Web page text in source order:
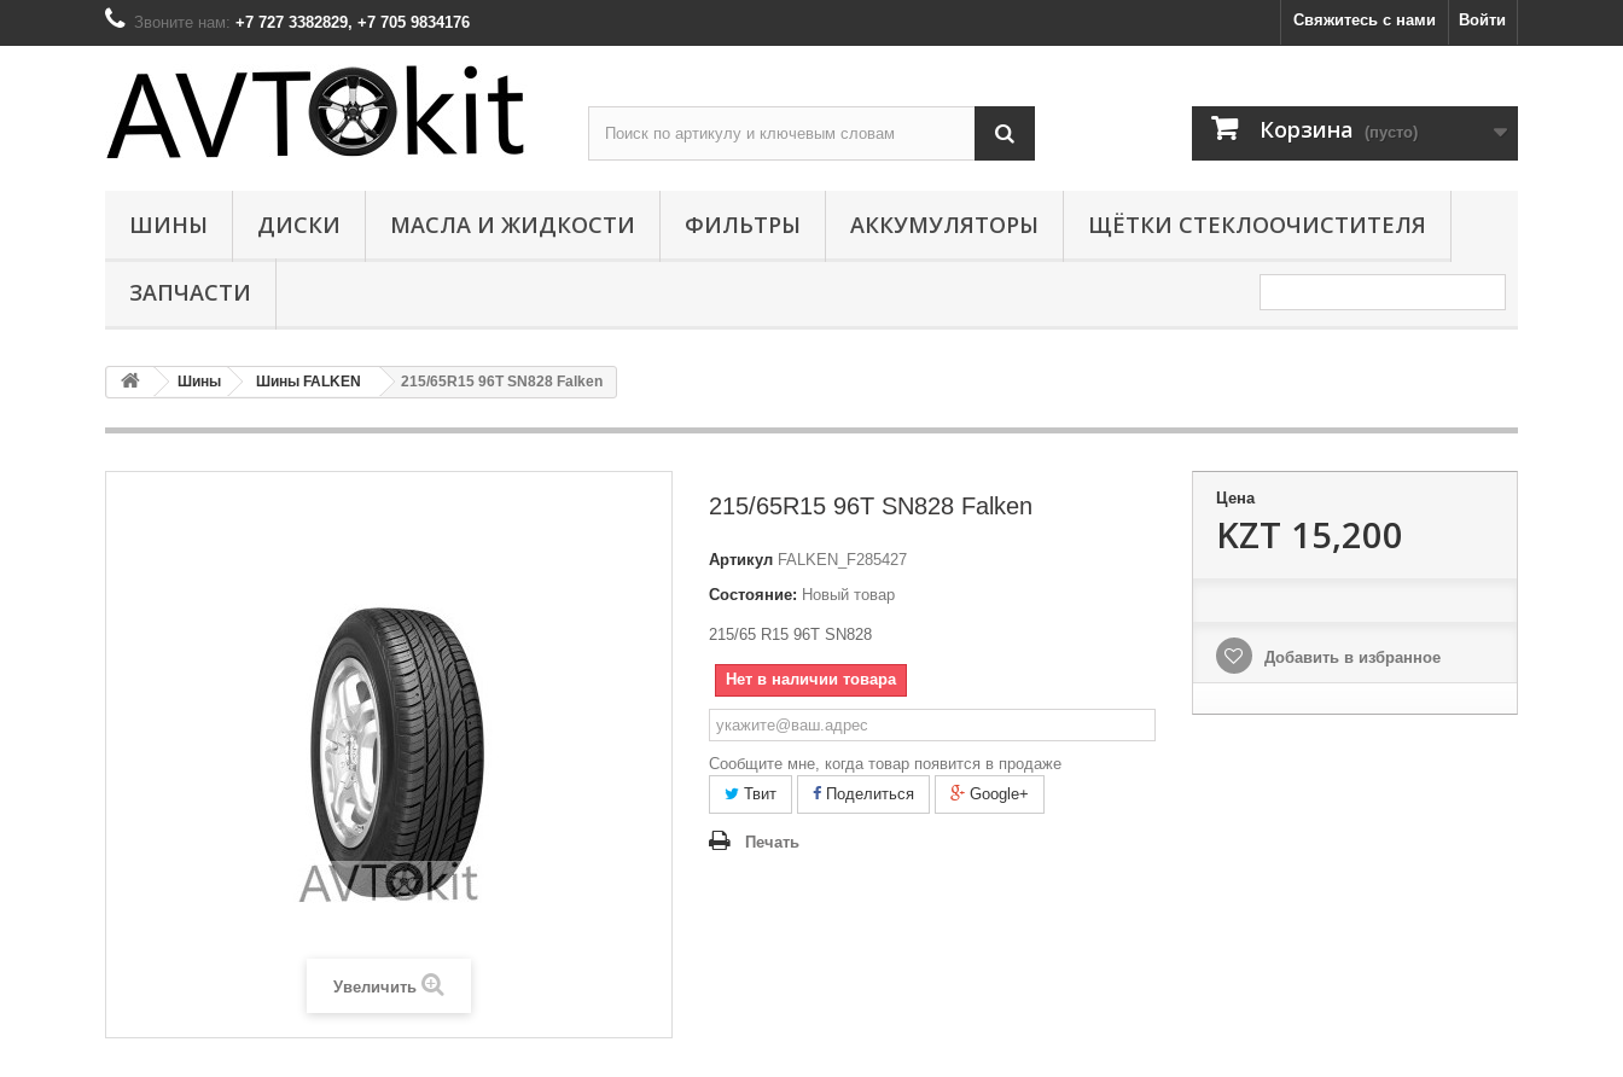
Войти
Свяжитесь с нами
Звоните нам: +7 727 3382829, +7 705 9834176
Корзина (пусто)
ШИНЫ ДИСКИ МАСЛА И ЖИДКОСТИ ФИЛЬТРЫ АККУМУЛЯТОРЫ ЩЁТКИ СТЕКЛООЧИСТИТЕЛЯ
ЗАПЧАСТИ
Шины Шины FALKEN 215/65R15 96T SN828 Falken
Увеличить
215/65R15 96T SN828 Falken
Артикул FALKEN_F285427
Состояние: Новый товар
215/65 R15 96T SN828
Нет в наличии товара
Сообщите мне, когда товар появится в продаже
Твит
Поделиться Google+
Печать
Цена
KZT 15,200
Добавить в избранное